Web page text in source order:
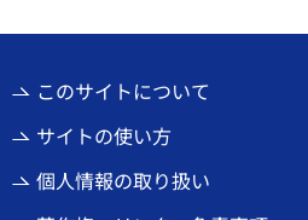
このサイトについて
サイトの使い方
個人情報の取り扱い